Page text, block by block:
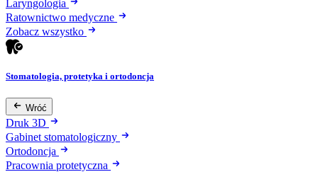
Laryngologia
Ratownictwo medyczne
Zobacz wszystko
Stomatologia, protetyka i ortodoncja
Wróć
Druk 3D
Gabinet stomatologiczny
Ortodoncja
Pracownia protetyczna